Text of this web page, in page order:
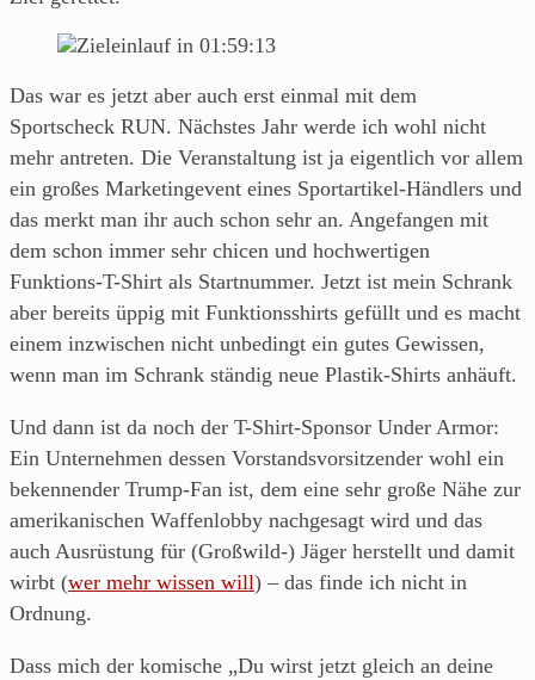
Das war es jetzt aber auch erst einmal mit dem
Sportscheck RUN. Nächstes Jahr werde ich wohl nicht
mehr antreten. Die Veranstaltung ist ja eigentlich vor allem
ein großes Marketingevent eines Sportartikel-Händlers und
das merkt man ihr auch schon sehr an. Angefangen mit
dem schon immer sehr chicen und hochwertigen
Funktions-T-Shirt als Startnummer. Jetzt ist mein Schrank
aber bereits üppig mit Funktionsshirts gefüllt und es macht
einem inzwischen nicht unbedingt ein gutes Gewissen,
wenn man im Schrank ständig neue Plastik-Shirts anhäuft.
Und dann ist da noch der T-Shirt-Sponsor Under Armor:
Ein Unternehmen dessen Vorstandsvorsitzender wohl ein
bekennender Trump-Fan ist, dem eine sehr große Nähe zur
amerikanischen Waffenlobby nachgesagt wird und das
auch Ausrüstung für (Großwild-) Jäger herstellt und damit
wirbt (wer mehr wissen will) – das finde ich nicht in
Ordnung.
Dass mich der komische „Du wirst jetzt gleich an deine